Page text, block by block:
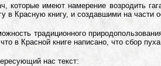
имеют намерение возродить
Красную книгу, и создавшими на части
традиционного
в Красной книге написано, что сбор
нас текст: